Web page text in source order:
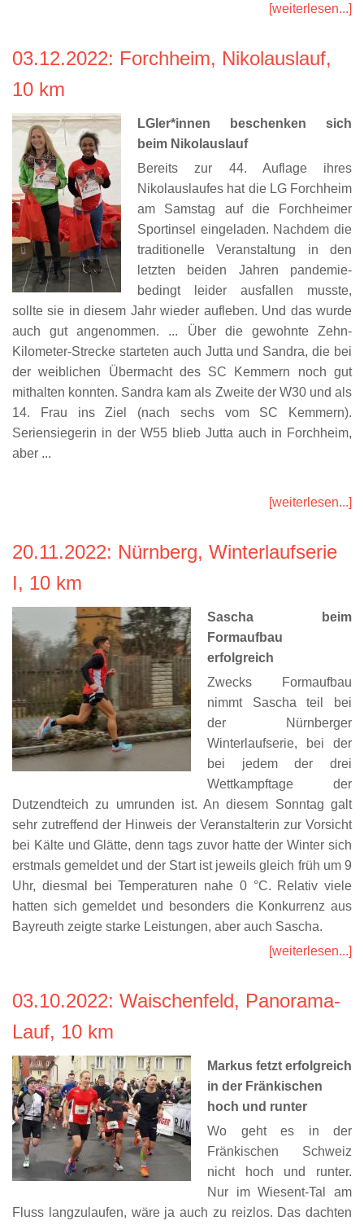
[weiterlesen...]
03.12.2022: Forchheim, Nikolauslauf,
10 km
LGler*innen beschenken sich
beim Nikolauslauf
Bereits zur 44. Auflage ihres
Nikolauslaufes hat die LG Forchheim
am Samstag auf die Forchheimer
Sportinsel eingeladen. Nachdem die
traditionelle Veranstaltung in den
letzten beiden Jahren pandemie-
bedingt leider ausfallen musste,
sollte sie in diesem Jahr wieder aufleben. Und das wurde
auch gut angenommen. ... Über die gewohnte Zehn-
Kilometer-Strecke starteten auch Jutta und Sandra, die bei
der weiblichen Übermacht des SC Kemmern noch gut
mithalten konnten. Sandra kam als Zweite der W30 und als
14. Frau ins Ziel (nach sechs vom SC Kemmern).
Seriensiegerin in der W55 blieb Jutta auch in Forchheim,
aber ...
[weiterlesen...]
20.11.2022: Nürnberg, Winterlaufserie
I, 10 km
Sascha beim
Formaufbau
erfolgreich
Zwecks Formaufbau
nimmt Sascha teil bei
der Nürnberger
Winterlaufserie, bei der
bei jedem der drei
Wettkampftage der
Dutzendteich zu umrunden ist. An diesem Sonntag galt
sehr zutreffend der Hinweis der Veranstalterin zur Vorsicht
bei Kälte und Glätte, denn tags zuvor hatte der Winter sich
erstmals gemeldet und der Start ist jeweils gleich früh um 9
Uhr, diesmal bei Temperaturen nahe 0 °C. Relativ viele
hatten sich gemeldet und besonders die Konkurrenz aus
Bayreuth zeigte starke Leistungen, aber auch Sascha.
[weiterlesen...]
03.10.2022: Waischenfeld, Panorama-
Lauf, 10 km
Markus fetzt erfolgreich
in der Fränkischen
hoch und runter
Wo geht es in der
Fränkischen Schweiz
nicht hoch und runter.
Nur im Wiesent-Tal am
Fluss langzulaufen, wäre ja auch zu reizlos. Das dachten